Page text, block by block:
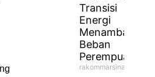
Transisi
Energi
Menambah
Beban
Perempuan
rakommarsinahfm